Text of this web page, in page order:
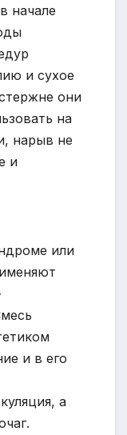
начале
и сухое
они
на
нарыв не
и
или
и в его
а